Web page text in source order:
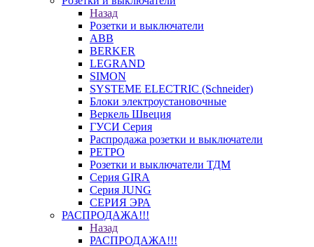
Назад
Розетки и выключатели
ABB
BERKER
LEGRAND
SIMON
SYSTEME ELECTRIC (Schneider)
Блоки электроустановочные
Веркель Швеция
ГУСИ Серия
Распродажа розетки и выключатели
РЕТРО
Розетки и выключатели ТДМ
Серия GIRA
Серия JUNG
СЕРИЯ ЭРА
РАСПРОДАЖА!!!
Назад
РАСПРОДАЖА!!!